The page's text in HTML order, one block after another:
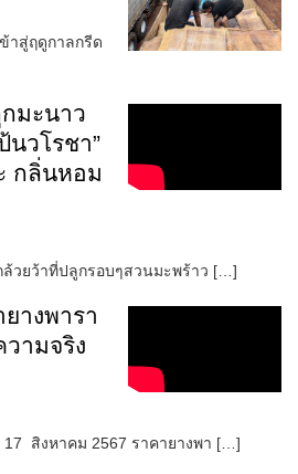
าสู่ฤดูกาลกรีด
มะนาว
นวโรชา”
กลิ่นหอม
วยว้าที่ปลูกรอบๆสวนมะพร้าว […]
ยางพารา
วามจริง
สิงหาคม 2567 ราคายางพา […]